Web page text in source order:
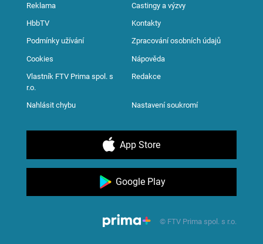
Reklama Castingy a výzvy
HbbTV Kontakty
Podmínky užívání Zpracování osobních údajů
Cookies Nápověda
Vlastník FTV Prima spol. s
r.o.
Redakce
Nahlásit chybu Nastavení soukromí
App Store
Google Play
© FTV Prima spol. s r.o.